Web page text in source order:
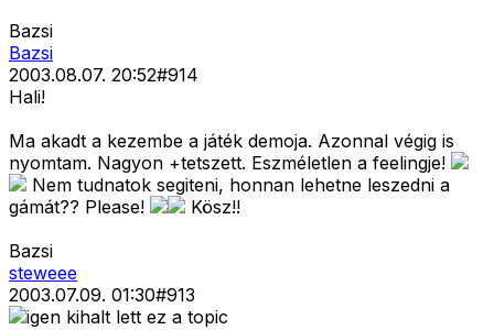
Bazsi
Bazsi
2003.08.07. 20:52#914
Hali!
Ma akadt a kezembe a játék demoja. Azonnal végig is
nyomtam. Nagyon +tetszett. Eszméletlen a feelingje!
Nem tudnatok segiteni, honnan lehetne leszedni a
gámát?? Please!
Kösz!!
Bazsi
steweee
2003.07.09. 01:30#913
igen kihalt lett ez a topic